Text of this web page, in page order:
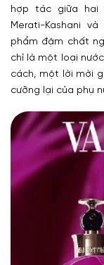
hợp tác giữa hai
Merati-Kashani
phẩm đậm chất
chỉ là một loại
cách, một lời mời
cưỡng lại của phụ